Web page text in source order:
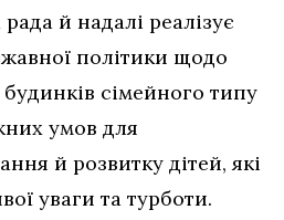
й надалі реалізує
політики щодо
сімейного типу
умов для
й розвитку дітей, які
уваги та турботи.